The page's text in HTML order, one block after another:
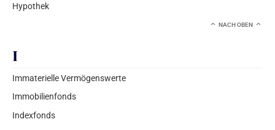
Hypothek
NACH OBEN
I
Immaterielle Vermögenswerte
Immobilienfonds
Indexfonds